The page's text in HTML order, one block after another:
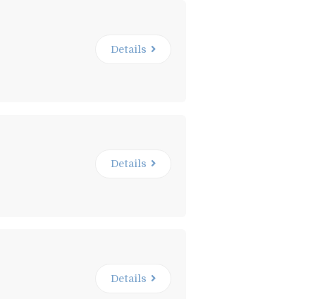
Details
Details
Details